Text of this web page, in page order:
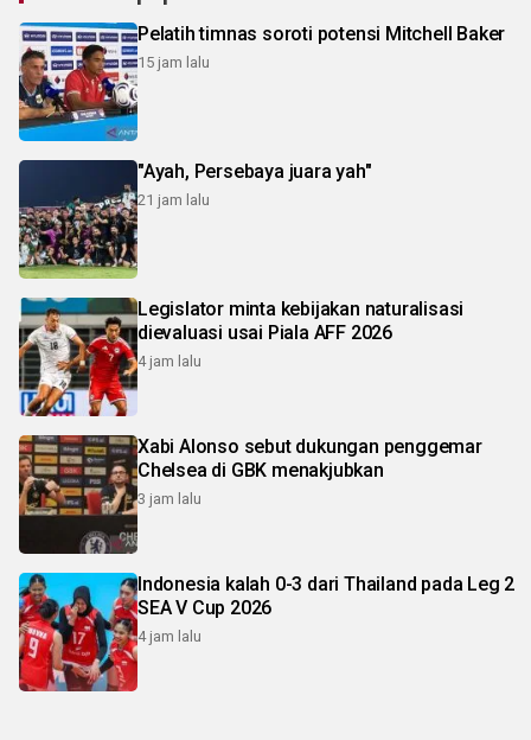
Pelatih timnas soroti potensi Mitchell Baker
15 jam lalu
"Ayah, Persebaya juara yah"
21 jam lalu
Legislator minta kebijakan naturalisasi
dievaluasi usai Piala AFF 2026
4 jam lalu
Xabi Alonso sebut dukungan penggemar
Chelsea di GBK menakjubkan
3 jam lalu
Indonesia kalah 0-3 dari Thailand pada Leg 2
SEA V Cup 2026
4 jam lalu